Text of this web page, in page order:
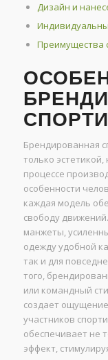
Дизайн и
Преимущества
Брендированная
только
процессе
особенности
каждая модель
свободу
манжеты,
одежду удобной
так и для
того,
или командный
создает
участников
обеспечивает не
эффект,